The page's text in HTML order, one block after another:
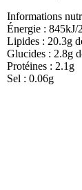
Informations
Énergie : 845kJ/
Lipides : 20.3g
Glucides : 2.8g
Protéines : 2.1g
Sel : 0.06g